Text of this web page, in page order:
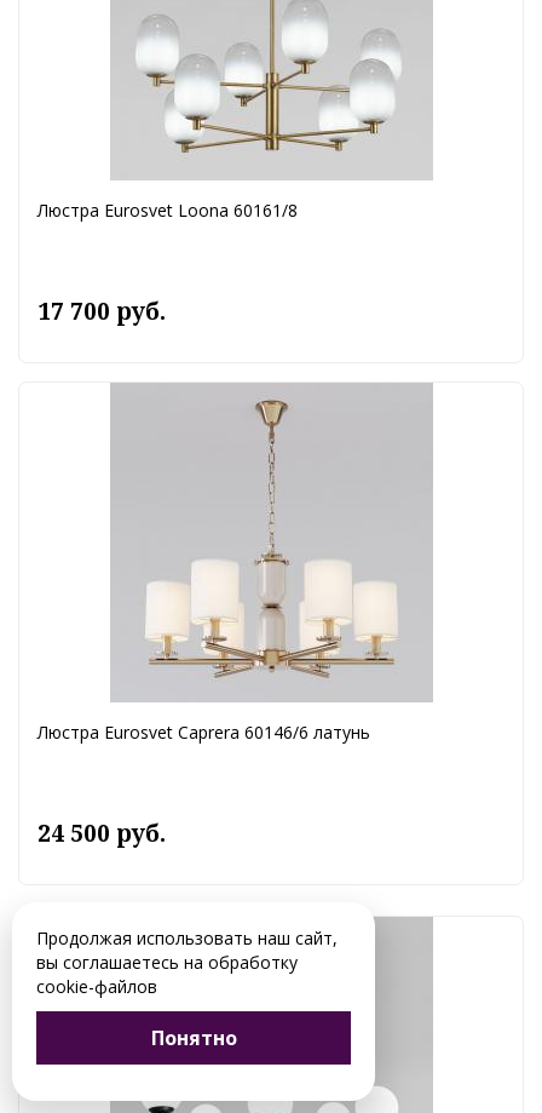
Люстра Eurosvet Loona 60161/8
17 700 руб.
Люстра Eurosvet Caprera 60146/6 латунь
24 500 руб.
Продолжая использовать наш сайт,
вы соглашаетесь на обработку
cookie-файлов
Понятно